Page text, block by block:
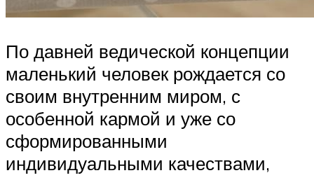
По давней ведической концепции
маленький человек рождается со
своим внутренним миром, с
особенной кармой и уже со
сформированными
индивидуальными качествами,